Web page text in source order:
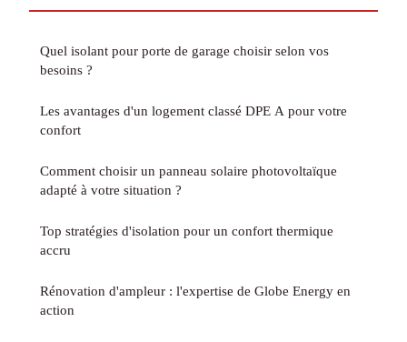
Quel isolant pour porte de garage choisir selon vos
besoins ?
Les avantages d'un logement classé DPE A pour votre
confort
Comment choisir un panneau solaire photovoltaïque
adapté à votre situation ?
Top stratégies d'isolation pour un confort thermique
accru
Rénovation d'ampleur : l'expertise de Globe Energy en
action